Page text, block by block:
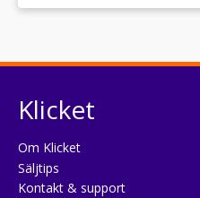
Klicket
Om Klicket
Säljtips
Kontakt & support